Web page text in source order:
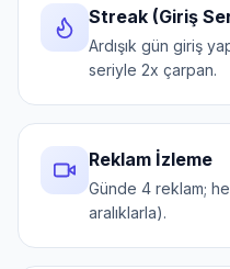
Streak (Giriş
Ardışık gün giriş
seriyle 2x çarpan.
Reklam İzleme
Günde 4 reklam;
aralıklarla).